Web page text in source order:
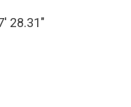
28.31″